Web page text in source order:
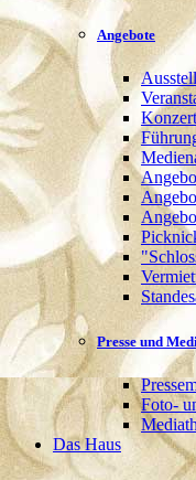
Angebote
Presse und
Foto-
Das Haus